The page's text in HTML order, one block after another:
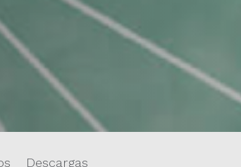
Descargas